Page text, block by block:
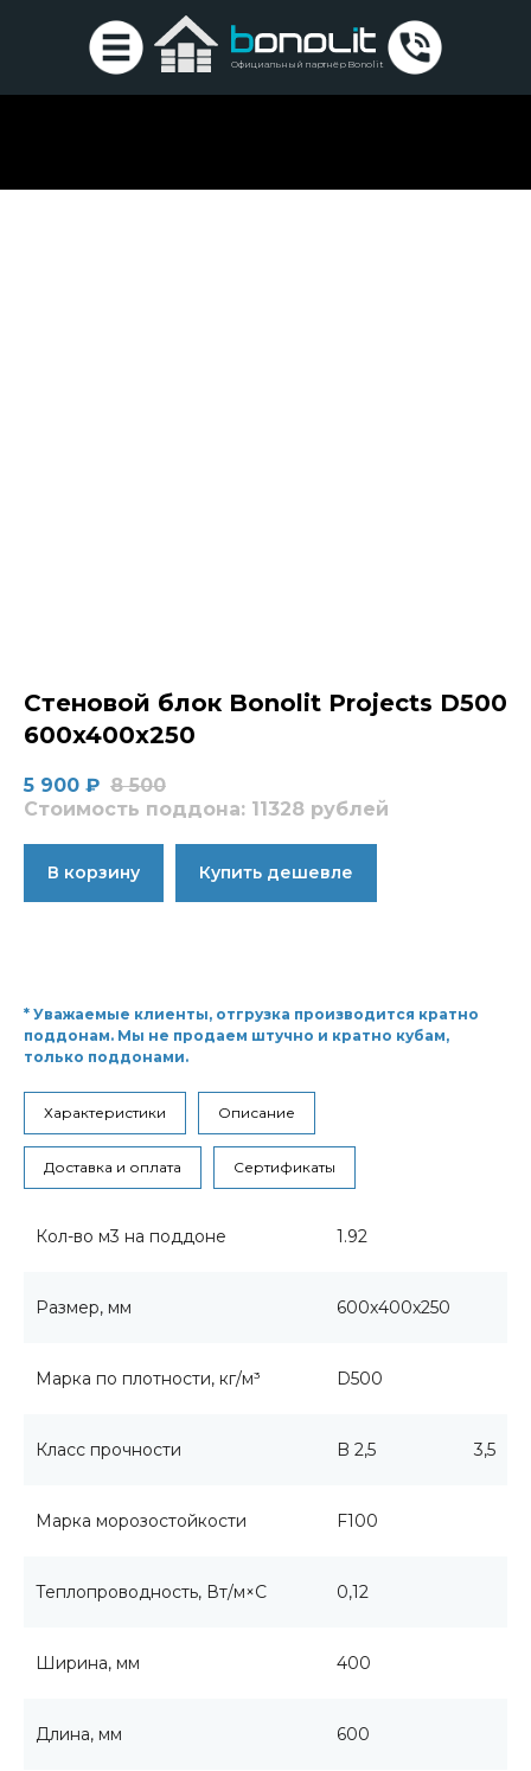
Официальный партнёр Bonolit
Стеновой блок Bonolit Projects D500
600x400x250
5 900 ₽ 8 500
Стоимость поддона: 11328 рублей
В корзину Купить дешевле
* Уважаемые клиенты, отгрузка производится кратно
поддонам. Мы не продаем штучно и кратно кубам,
только поддонами.
Характеристики Описание
Доставка и оплата Сертификаты
Кол-во м3 на поддоне 1.92
Размер, мм 600x400x250
Марка по плотности, кг/м³ D500
Класс прочности B 2,5 3,5
Марка морозостойкости F100
Теплопроводность, Вт/м×С 0,12
Ширина, мм 400
Длина, мм 600